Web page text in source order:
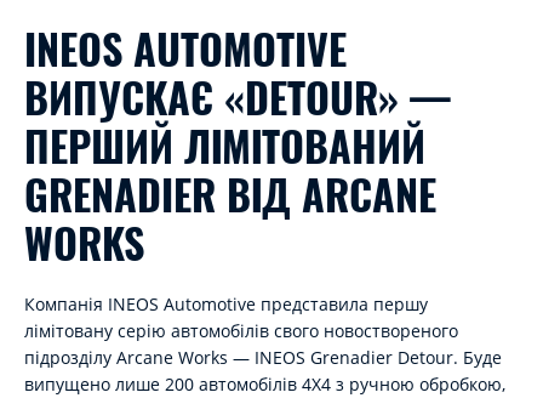
INEOS AUTOMOTIVE
ВИПУСКАЄ «DETOUR» —
ПЕРШИЙ ЛІМІТОВАНИЙ
GRENADIER ВІД ARCANE
WORKS
Компанія INEOS Automotive представила першу
лімітовану серію автомобілів свого новоствореного
підрозділу Arcane Works — INEOS Grenadier Detour. Буде
випущено лише 200 автомобілів 4X4 з ручною обробкою,